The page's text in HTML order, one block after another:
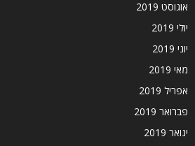
אוגוסט 2019
יולי 2019
יוני 2019
מאי 2019
אפריל 2019
פברואר 2019
ינואר 2019